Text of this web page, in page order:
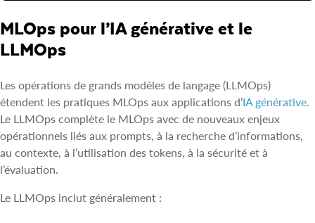
MLOps pour l’IA générative et le
LLMOps
Les opérations de grands modèles de langage (LLMOps)
étendent les pratiques MLOps aux applications d’IA générative
Le LLMOps complète le MLOps avec de nouveaux enjeux
opérationnels liés aux prompts, à la recherche d’informations,
au contexte, à l’utilisation des tokens, à la sécurité et à
l’évaluation.
Le LLMOps inclut généralement :